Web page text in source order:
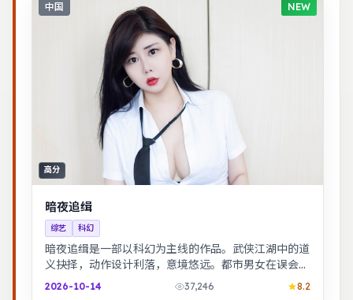
中国 NEW
高分
暗夜追缉
综艺 科幻
暗夜追缉是一部以科幻为主线的作品。武侠江湖中的道
义抉择，动作设计利落，意境悠远。都市男女在误会与
试探中走近彼此，笑泪交织的成长故事。
2026-10-14 37,246 8.2